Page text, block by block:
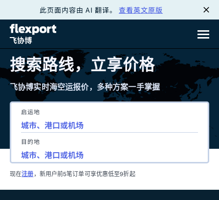
此页面内容由 AI 翻译。 查看英文原版
搜索路线，立享价格
飞协博实时海空运报价，多种方案一手掌握
启运地
目的地
现在注册 ，新用户前5笔订单可享优惠低至9折起